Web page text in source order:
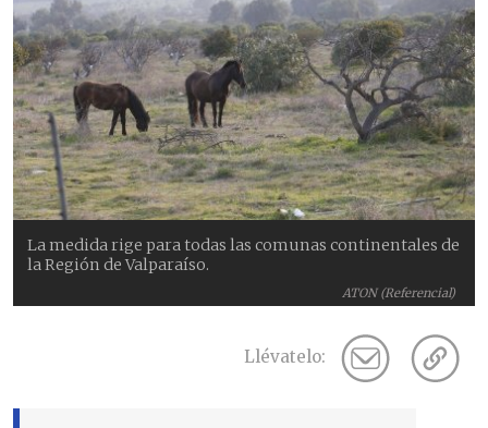
ATON (Referencial)
La medida rige para todas las comunas continentales de
la Región de Valparaíso.
Llévatelo: